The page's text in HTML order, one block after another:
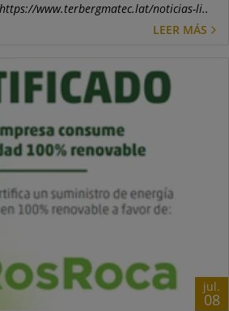
www.terbergmatec.lat/noticias-li..
LEER MÁS
jul.
08